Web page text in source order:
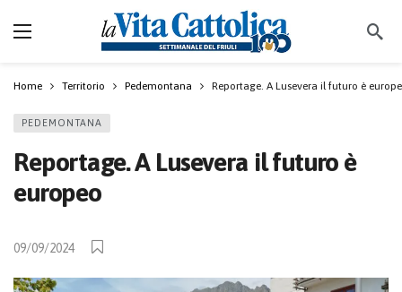
Home Territorio Pedemontana Reportage. A Lusevera il futuro è
PEDEMONTANA
Reportage. A Lusevera il futuro è
europeo
09/09/2024